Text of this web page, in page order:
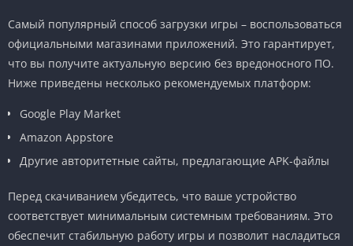
Самый популярный способ загрузки игры – воспользоваться
официальными магазинами приложений. Это гарантирует,
что вы получите актуальную версию без вредоносного ПО.
Ниже приведены несколько рекомендуемых платформ:
Google Play Market
Amazon Appstore
Другие авторитетные сайты, предлагающие APK-файлы
Перед скачиванием убедитесь, что ваше устройство
соответствует минимальным системным требованиям. Это
обеспечит стабильную работу игры и позволит насладиться